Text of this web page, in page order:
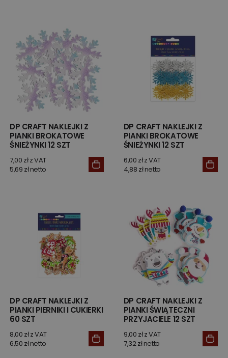
DP CRAFT NAKLEJKI Z
PIANKI BROKATOWE
ŚNIEŻYNKI 12 SZT
7,00 zł z VAT
5,69 zł netto
DP CRAFT NAKLEJKI Z
PIANKI BROKATOWE
ŚNIEŻYNKI 12 SZT
6,00 zł z VAT
4,88 zł netto
DP CRAFT NAKLEJKI Z
PIANKI PIERNIKI I CUKIERKI
60 SZT
8,00 zł z VAT
6,50 zł netto
DP CRAFT NAKLEJKI Z
PIANKI ŚWIĄTECZNI
PRZYJACIELE 12 SZT
9,00 zł z VAT
7,32 zł netto